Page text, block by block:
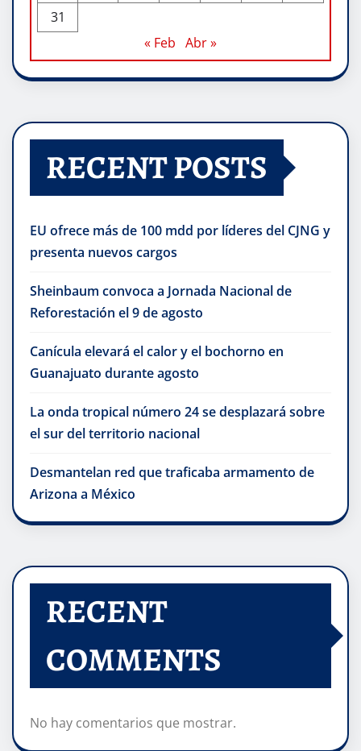
31
« Feb Abr »
RECENT POSTS
EU ofrece más de 100 mdd por líderes del CJNG y
presenta nuevos cargos
Sheinbaum convoca a Jornada Nacional de
Reforestación el 9 de agosto
Canícula elevará el calor y el bochorno en
Guanajuato durante agosto
La onda tropical número 24 se desplazará sobre
el sur del territorio nacional
Desmantelan red que traficaba armamento de
Arizona a México
RECENT
COMMENTS
No hay comentarios que mostrar.